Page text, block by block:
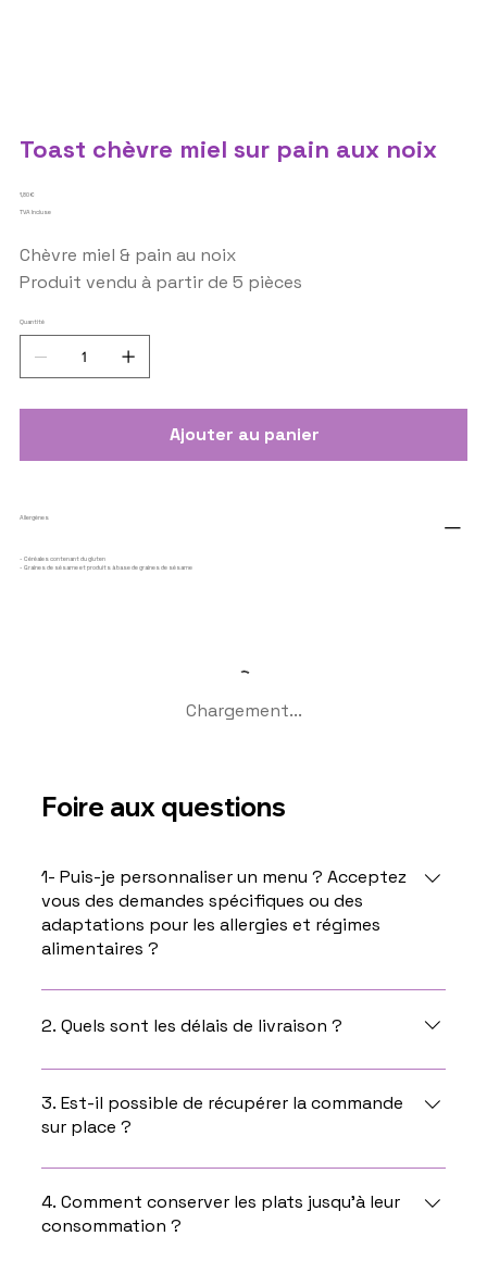
Toast chèvre miel sur pain aux noix
Prix
1,80 €
TVA Incluse
Chèvre miel & pain au noix
Produit vendu à partir de 5 pièces
Quantité
Ajouter au panier
Allergènes
- Céréales contenant du gluten
- Graines de sésame et produits à base de graines de sésame
Chargement...
Foire aux questions
1- Puis-je personnaliser un menu ? Acceptez
vous des demandes spécifiques ou des
adaptations pour les allergies et régimes
alimentaires ?
Oui, vous pouvez personnaliser un menu en nous
contactant directement par téléphone ou par
fonction des demandes.
2. Quels sont les délais de livraison ?
Les délais de livraison ou de retrait dans nos
locaux sont de 15 jours à partir de la date de votre
commande.
3. Est-il possible de récupérer la commande
sur place ?
Oui bien sûr , dès que votre commande sera prête,
vous serez informé et vous pourrez venir la
récupérer dans nos locaux situés au 93 Avenue du
4. Comment conserver les plats jusqu’à leur
consommation ?